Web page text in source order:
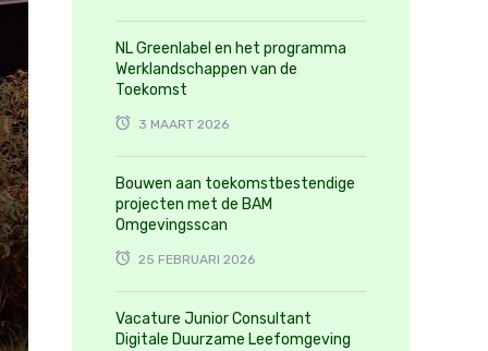
NL Greenlabel en het programma
Werklandschappen van de
Toekomst
3 MAART 2026
Bouwen aan toekomstbestendige
projecten met de BAM
Omgevingsscan
25 FEBRUARI 2026
Vacature Junior Consultant
Digitale Duurzame Leefomgeving